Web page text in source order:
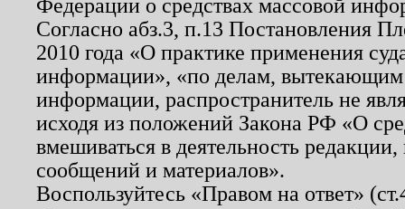
Федерации о средствах массовой
Согласно абз.3, п.13 Постановления
2010 года «О практике применения
информации», «по делам, вытекающим
информации, распространитель не
исходя из положений Закона РФ «О
вмешиваться в деятельность
сообщений и материалов».
Воспользуйтесь «Правом на ответ»